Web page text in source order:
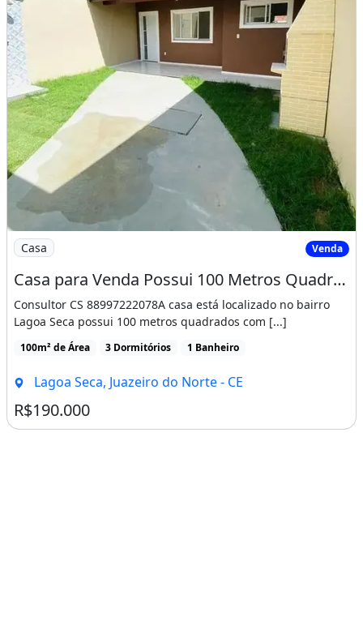
Imagem: Casa para Venda Possui 100 Metros Quadrados
Casa Venda
Casa para Venda Possui 100 Metros Quadrados com 3 Quartos em Lagoa Seca - Juazeiro do Nort
Consultor CS 88997222078A casa está localizado no bairro
Lagoa Seca possui 100 metros quadrados com [...]
100m² de Área 3 Dormitórios 1 Banheiro
Lagoa Seca, Juazeiro do Norte - CE
R$190.000